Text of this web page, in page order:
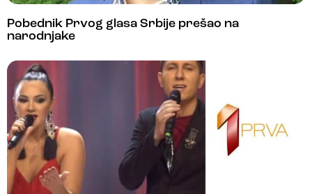
Pobednik Prvog glasa Srbije prešao na
narodnjake